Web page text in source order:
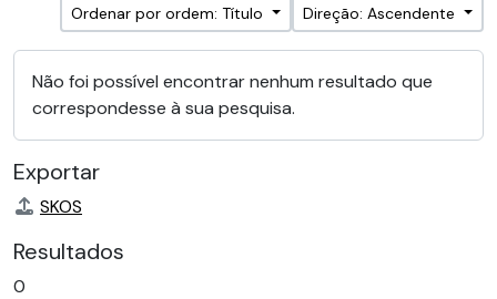
Ordenar por ordem: Título Direção: Ascendente
Não foi possível encontrar nenhum resultado que
correspondesse à sua pesquisa.
Exportar
SKOS
Resultados
0